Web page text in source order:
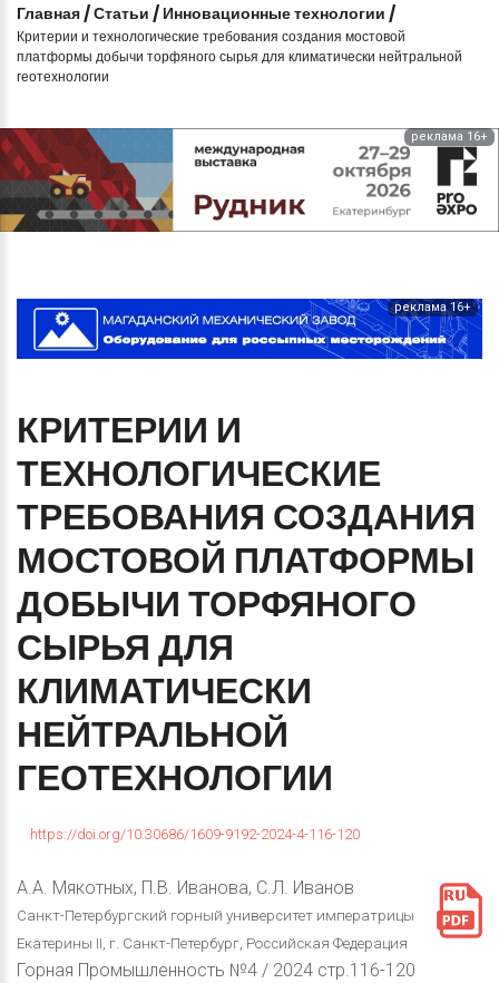
Главная /Статьи / Инновационные технологии /
Критерии и технологические требования создания мостовой
платформы добычи торфяного сырья для климатически нейтральной
геотехнологии
реклама 16+
реклама 16+
КРИТЕРИИ И
ТЕХНОЛОГИЧЕСКИЕ
ТРЕБОВАНИЯ СОЗДАНИЯ
МОСТОВОЙ ПЛАТФОРМЫ
ДОБЫЧИ ТОРФЯНОГО
СЫРЬЯ ДЛЯ
КЛИМАТИЧЕСКИ
НЕЙТРАЛЬНОЙ
ГЕОТЕХНОЛОГИИ
https://doi.org/10.30686/1609-9192-2024-4-116-120
А.А. Мякотных, П.В. Иванова, С.Л. Иванов
Санкт-Петербургский горный университет императрицы
Екатерины II, г. Санкт-Петербург, Российская Федерация
Горная Промышленность №4 / 2024 стр.116-120